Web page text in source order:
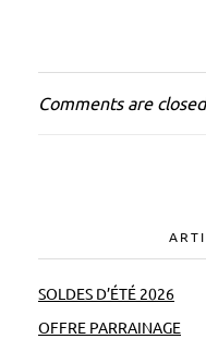
Comments are
SOLDES D’ÉTÉ 2026
OFFRE PARRAINAGE